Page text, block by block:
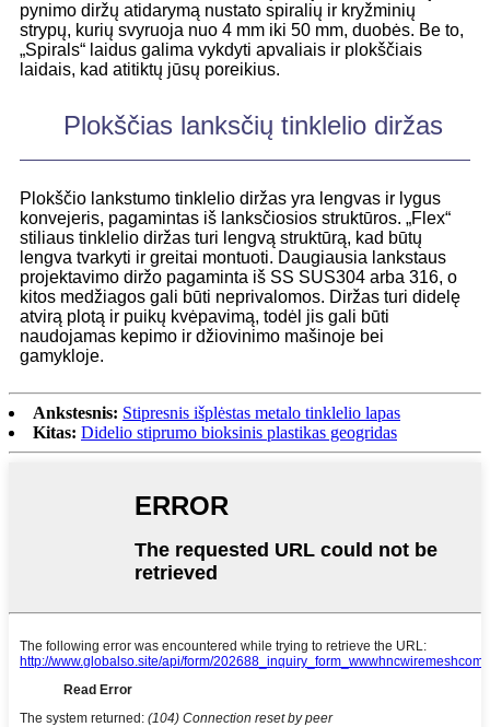
pynimo diržų atidarymą nustato spiralių ir kryžminių
strypų, kurių svyruoja nuo 4 mm iki 50 mm, duobės. Be to,
„Spirals“ laidus galima vykdyti apvaliais ir plokščiais
laidais, kad atitiktų jūsų poreikius.
Plokščias lanksčių tinklelio diržas
Plokščio lankstumo tinklelio diržas yra lengvas ir lygus
konvejeris, pagamintas iš lanksčiosios struktūros. „Flex“
stiliaus tinklelio diržas turi lengvą struktūrą, kad būtų
lengva tvarkyti ir greitai montuoti. Daugiausia lankstaus
projektavimo diržo pagaminta iš SS SUS304 arba 316, o
kitos medžiagos gali būti neprivalomos. Diržas turi didelę
atvirą plotą ir puikų kvėpavimą, todėl jis gali būti
naudojamas kepimo ir džiovinimo mašinoje bei
gamykloje.
Ankstesnis: Stipresnis išplėstas metalo tinklelio lapas
Kitas: Didelio stiprumo bioksinis plastikas geogridas